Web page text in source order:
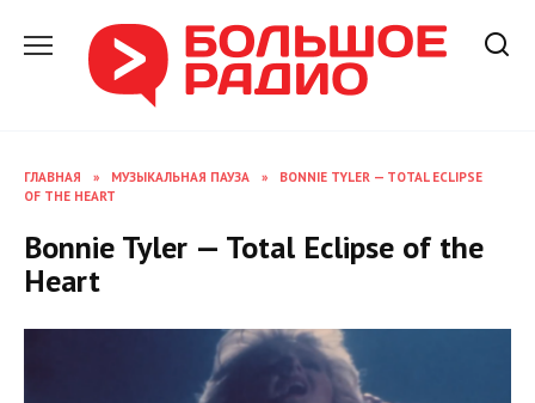
содержанию
ГЛАВНАЯ » МУЗЫКАЛЬНАЯ ПАУЗА »
BONNIE TYLER — TOTAL ECLIPSE
OF THE HEART
Bonnie Tyler — Total Eclipse of the
Heart